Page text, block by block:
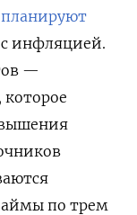
планируют
инфляцией.
—
которое
по трем